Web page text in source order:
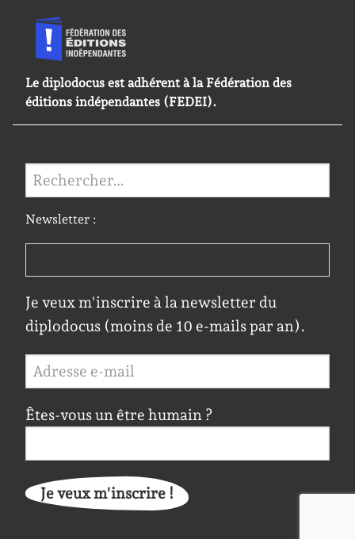
Le diplodocus est adhérent à la Fédération des
éditions indépendantes (FEDEI).
Rechercher :
Newsletter :
Je veux m'inscrire à la newsletter du
diplodocus (moins de 10 e-mails par an).
Êtes-vous un être humain ?